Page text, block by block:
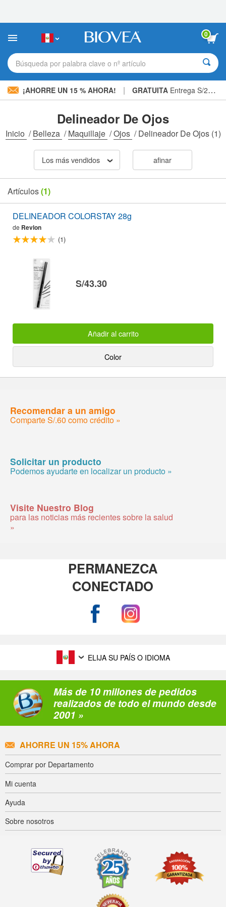
sitio
incluye
sistema
de
0
Búsqueda por palabra clave o nº artículo
¡AHORRE UN 15 % AHORA! | GRATUITA Entrega S/234.00 »
Delineador De Ojos
Inicio /Belleza /Maquillaje /Ojos /Delineador De Ojos(1)
Los más vendidos afinar
Artículos(1)
DELINEADOR COLORSTAY 28g
de Revlon
(1)
S/43.30
Añadir al carrito
Color
Recomendar a un amigo
Comparte S/.60 como crédito »
Solicitar un producto
Podemos ayudarte en localizar un producto »
Visite Nuestro Blog
para las noticias más recientes sobre la salud
»
PERMANEZCA
CONECTADO
ELIJA SU PAÍS O IDIOMA
Más de 10 millones de pedidos
realizados de todo el mundo desde
2001 »
AHORRE UN 15% AHORA
Comprar por Departamento
Mi cuenta
Ayuda
Sobre nosotros